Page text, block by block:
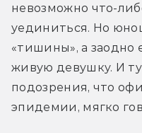
невозможно что-
уединиться. Но
«тишины», а заодно
живую девушку. И
подозрения, что
эпидемии, мягко